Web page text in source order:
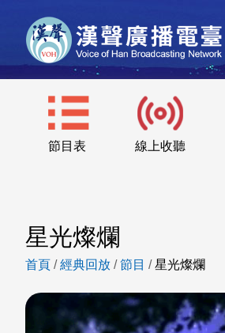
節目表 線上收聽
星光燦爛
首頁 /經典回放 /節目 /星光燦爛